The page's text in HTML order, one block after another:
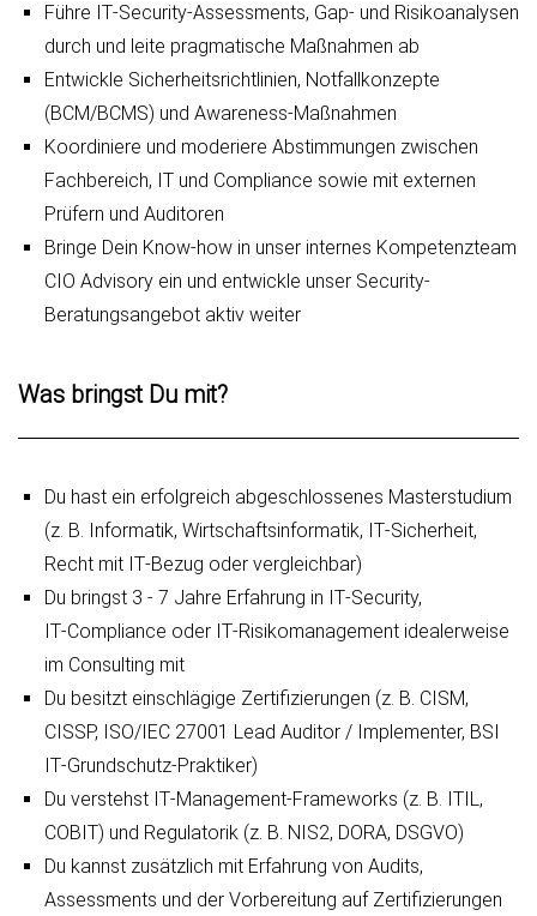
Führe IT‑Security‑Assessments, Gap‑ und Risikoanalysen
durch und leite pragmatische Maßnahmen ab
Entwickle Sicherheitsrichtlinien, Notfallkonzepte
(BCM/BCMS) und Awareness‑Maßnahmen
Koordiniere und moderiere Abstimmungen zwischen
Fachbereich, IT und Compliance sowie mit externen
Prüfern und Auditoren
Bringe Dein Know‑how in unser internes Kompetenzteam
CIO Advisory ein und entwickle unser Security-
Beratungsangebot aktiv weiter
Was bringst Du mit?
Du hast ein erfolgreich abgeschlossenes Masterstudium
(z. B. Informatik, Wirtschaftsinformatik, IT‑Sicherheit,
Recht mit IT‑Bezug oder vergleichbar)
Du bringst 3 - 7 Jahre Erfahrung in IT‑Security,
IT‑Compliance oder IT‑Risikomanagement idealerweise
im Consulting mit
Du besitzt einschlägige Zertifizierungen (z. B. CISM,
CISSP, ISO/IEC 27001 Lead Auditor / Implementer, BSI
IT‑Grundschutz‑Praktiker)
Du verstehst IT‑Management‑Frameworks (z. B. ITIL,
COBIT) und Regulatorik (z. B. NIS2, DORA, DSGVO)
Du kannst zusätzlich mit Erfahrung von Audits,
Assessments und der Vorbereitung auf Zertifizierungen